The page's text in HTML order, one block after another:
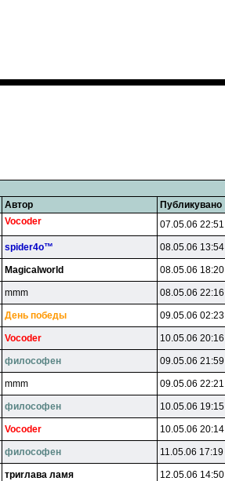
Автор Публикувано
Vocoder 07.05.06 22:51
spider4o™ 08.05.06 13:54
Magicalworld 08.05.06 18:20
mmm 08.05.06 22:16
Дeнь пoбeды 09.05.06 02:23
Vocoder 10.05.06 20:16
филocoфeн 09.05.06 21:59
mmm 09.05.06 22:21
филocoфeн 10.05.06 19:15
Vocoder 10.05.06 20:14
филocoфeн 11.05.06 17:19
тpиrлaвa лaмя 12.05.06 14:50